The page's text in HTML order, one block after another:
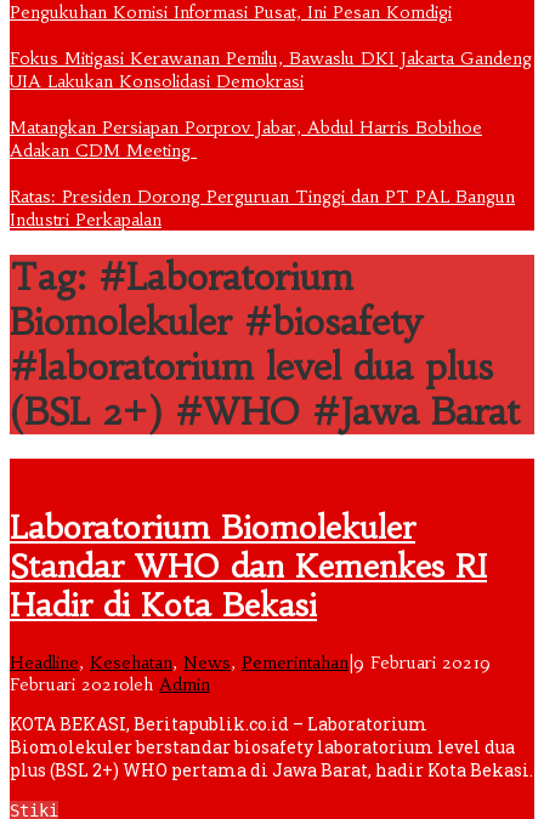
Pengukuhan Komisi Informasi Pusat, Ini Pesan Komdigi
Fokus Mitigasi Kerawanan Pemilu, Bawaslu DKI Jakarta Gandeng
UIA Lakukan Konsolidasi Demokrasi
Matangkan Persiapan Porprov Jabar, Abdul Harris Bobihoe
Adakan CDM Meeting
Ratas: Presiden Dorong Perguruan Tinggi dan PT PAL Bangun
Industri Perkapalan
Tag: #Laboratorium
Biomolekuler #biosafety
#laboratorium level dua plus
(BSL 2+) #WHO #Jawa Barat
Laboratorium Biomolekuler
Standar WHO dan Kemenkes RI
Hadir di Kota Bekasi
Headline, Kesehatan, News, Pemerintahan 9 Februari 20219
Februari 2021oleh Admin
KOTA BEKASI, Beritapublik.co.id – Laboratorium
Biomolekuler berstandar biosafety laboratorium level dua
plus (BSL 2+) WHO pertama di Jawa Barat, hadir Kota Bekasi.
Stiki